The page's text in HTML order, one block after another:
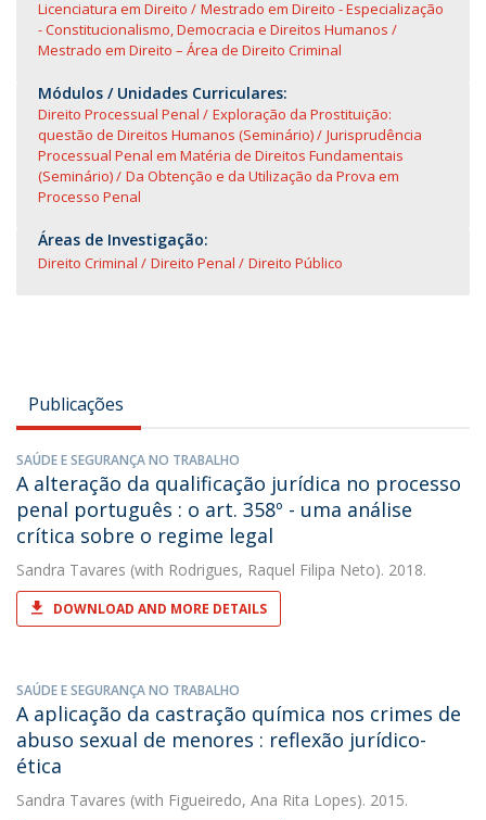
Licenciatura em Direito
Mestrado em Direito - Especialização
- Constitucionalismo, Democracia e Direitos Humanos
Mestrado em Direito – Área de Direito Criminal
Módulos / Unidades Curriculares:
Direito Processual Penal
Exploração da Prostituição:
questão de Direitos Humanos (Seminário)
Jurisprudência
Processual Penal em Matéria de Direitos Fundamentais
(Seminário)
Da Obtenção e da Utilização da Prova em
Processo Penal
Áreas de Investigação:
Direito Criminal Direito Penal Direito Público
Publicações
SAÚDE E SEGURANÇA NO TRABALHO
A alteração da qualificação jurídica no processo
penal português : o art. 358º - uma análise
crítica sobre o regime legal
Sandra Tavares (with Rodrigues, Raquel Filipa Neto). 2018.
DOWNLOAD AND MORE DETAILS
SAÚDE E SEGURANÇA NO TRABALHO
A aplicação da castração química nos crimes de
abuso sexual de menores : reflexão jurídico-
ética
Sandra Tavares (with Figueiredo, Ana Rita Lopes). 2015.